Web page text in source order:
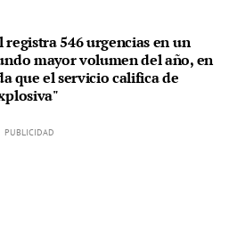
registra 546 urgencias en un
mayor volumen del año, en
que el servicio califica de